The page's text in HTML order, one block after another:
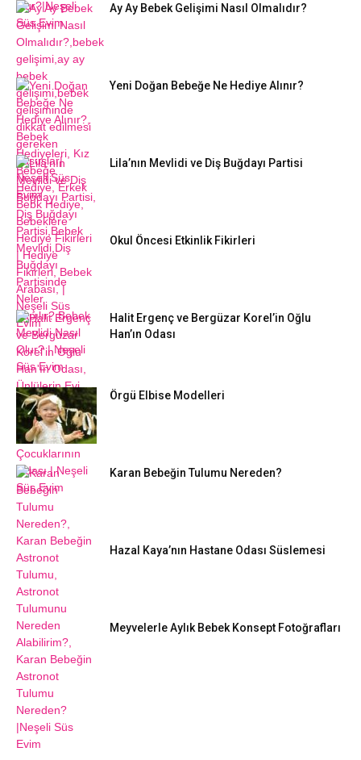
Ay Ay Bebek Gelişimi Nasıl Olmalıdır?
Yeni Doğan Bebeğe Ne Hediye Alınır?
Lila’nın Mevlidi ve Diş Buğdayı Partisi
Okul Öncesi Etkinlik Fikirleri
Halit Ergenç ve Bergüzar Korel’in Oğlu
Han’ın Odası
Örgü Elbise Modelleri
Karan Bebeğin Tulumu Nereden?
Hazal Kaya’nın Hastane Odası Süslemesi
Meyvelerle Aylık Bebek Konsept Fotoğrafları